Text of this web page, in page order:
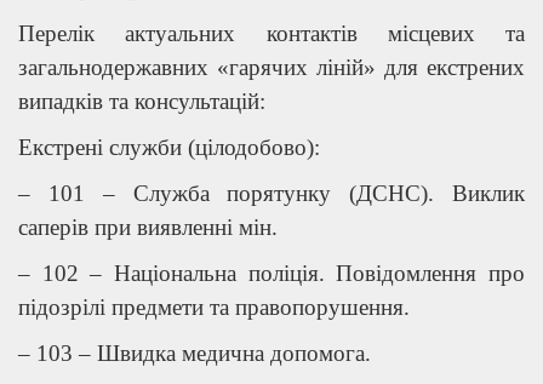
Перелік актуальних контактів місцевих та
загальнодержавних «гарячих ліній» для екстрених
випадків та консультацій:
Екстрені служби (цілодобово):
– 101 – Служба порятунку (ДСНС). Виклик
саперів при виявленні мін.
– 102 – Національна поліція. Повідомлення про
підозрілі предмети та правопорушення.
– 103 – Швидка медична допомога.